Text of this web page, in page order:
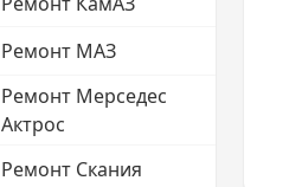
Ремонт МАЗ
Ремонт Мерседес
Актрос
Ремонт Скания